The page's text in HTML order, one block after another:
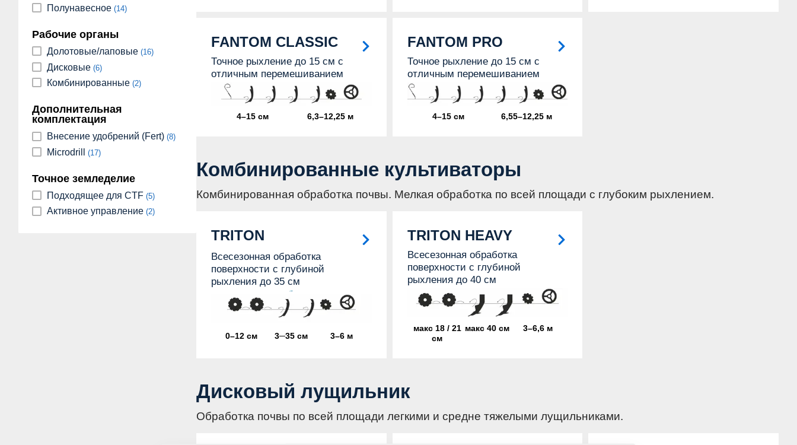
Полунавесное (14)
Рабочие органы
Долотовые/лаповые (16)
Дисковые (6)
Комбинированные (2)
Дополнительная
комплектация
Внесение удобрений (Fert) (8)
Microdrill (17)
Точное земледелие
Подходящее для CTF (5)
Активное управление (2)
FANTOM CLASSIC
Точное рыхление до 15 см с
отличным перемешиванием
4–15 см 6,3–12,25 м
FANTOM PRO
Точное рыхление до 15 см с
отличным перемешиванием
4–15 см 6,55–12,25 м
Комбинированные культиваторы
Комбинированная обработка почвы. Мелкая обработка по всей площади с глубоким рыхлением.
TRITON
Всесезонная обработка
поверхности с глубиной
рыхления до 35 см
0–12 см 3─35 см 3–6 м
TRITON HEAVY
Всесезонная обработка
поверхности с глубиной
рыхления до 40 см
макс 18 / 21
см
макс 40 см 3–6,6 м
Дисковый лущильник
Обработка почвы по всей площади легкими и средне тяжелыми лущильниками.